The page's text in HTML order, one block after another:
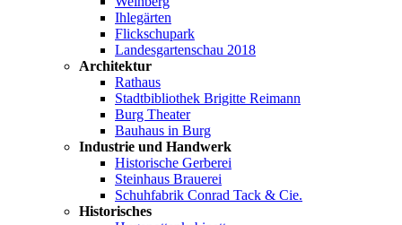
Ihlegärten
Flickschupark
Landesgartenschau 2018
Architektur
Rathaus
Stadtbibliothek Brigitte Reimann
Burg Theater
Bauhaus in Burg
Industrie und Handwerk
Historische Gerberei
Steinhaus Brauerei
Schuhfabrik Conrad Tack & Cie.
Historisches